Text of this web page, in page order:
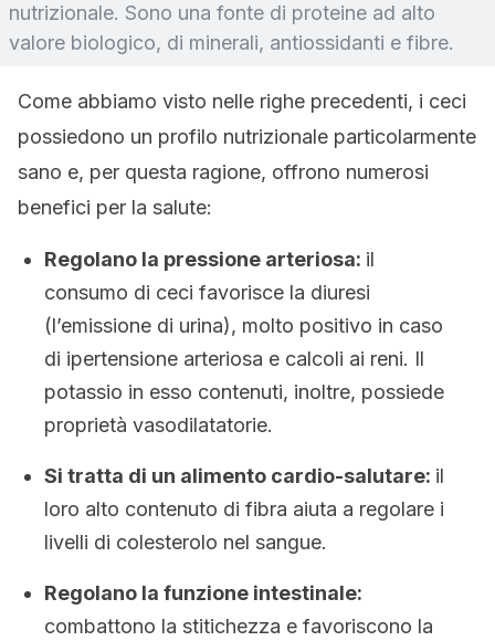
nutrizionale. Sono una fonte di proteine ad alto
valore biologico, di minerali, antiossidanti e fibre.
Come abbiamo visto nelle righe precedenti, i ceci
possiedono un profilo nutrizionale particolarmente
sano e, per questa ragione, offrono numerosi
benefici per la salute:
Regolano la pressione arteriosa: il
consumo di ceci favorisce la diuresi
(l’emissione di urina), molto positivo in caso
di ipertensione arteriosa e calcoli ai reni. Il
potassio in esso contenuti, inoltre, possiede
proprietà vasodilatatorie.
Si tratta di un alimento cardio-salutare: il
loro alto contenuto di fibra aiuta a regolare i
livelli di colesterolo nel sangue.
Regolano la funzione intestinale:
combattono la stitichezza e favoriscono la